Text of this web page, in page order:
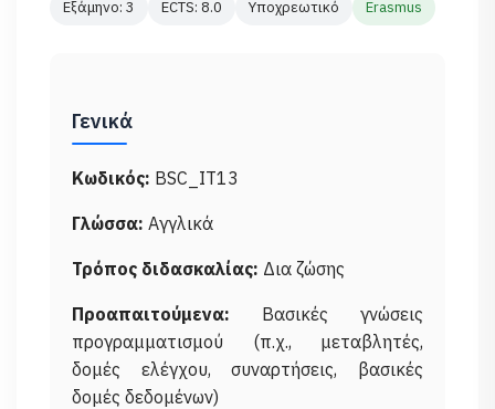
Εξάμηνο: 3 ECTS: 8.0 Υποχρεωτικό Erasmus
Γενικά
Κωδικός: BSC_IT13
Γλώσσα: Αγγλικά
Τρόπος διδασκαλίας: Δια ζώσης
Προαπαιτούμενα: Βασικές γνώσεις
προγραμματισμού (π.χ., μεταβλητές,
δομές ελέγχου, συναρτήσεις, βασικές
δομές δεδομένων)